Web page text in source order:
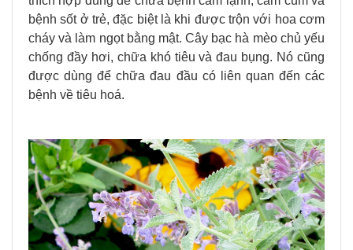
bệnh sốt ở trẻ, đặc biệt là khi được trộn với hoa cơm
cháy và làm ngọt bằng mật. Cây bạc hà mèo chủ yếu
chống đầy hơi, chữa khó tiêu và đau bụng. Nó cũng
được dùng để chữa đau đầu có liên quan đến các
bệnh về tiêu hoá.